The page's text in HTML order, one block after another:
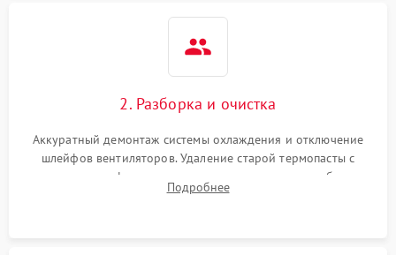
2. Разборка и очистка
Аккуратный демонтаж системы охлаждения и отключение
шлейфов вентиляторов. Удаление старой термопасты с
кристалла графического чипа и термопрокладок с банок
памяти и зоны VRM. Очистка платы от пыли и окислов.
Подробнее